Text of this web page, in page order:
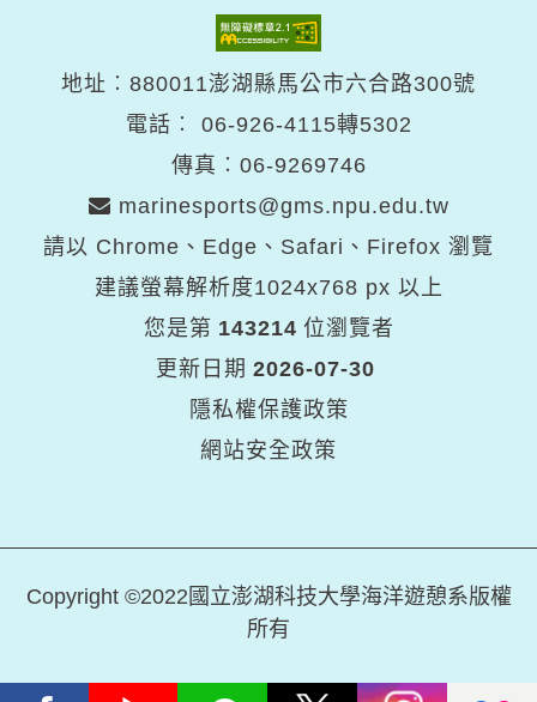
地址︰880011澎湖縣馬公市六合路300號
電話︰ 06-926-4115轉5302
傳真︰06-9269746
marinesports@gms.npu.edu.tw
請以 Chrome、Edge、Safari、Firefox 瀏覽
建議螢幕解析度1024x768 px 以上
您是第 143214 位瀏覽者
更新日期 2026-07-30
隱私權保護政策
網站安全政策
Copyright ©2022國立澎湖科技大學海洋遊憩系版權
所有
Facebook Youtube Line X Instagram